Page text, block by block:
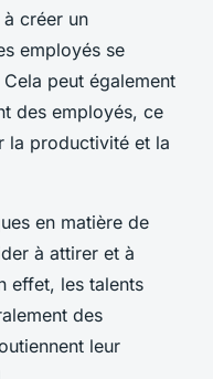
créer un
employés se
peut également
des employés, ce
la productivité et la
en matière de
à attirer et à
effet, les talents
des
leur